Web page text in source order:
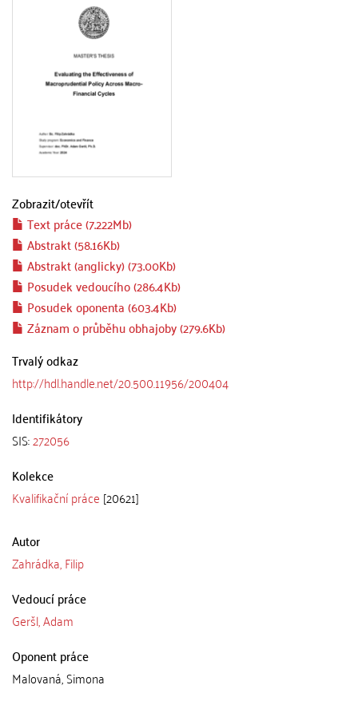
Zobrazit/otevřít
Text práce (7.222Mb)
Abstrakt (58.16Kb)
Abstrakt (anglicky) (73.00Kb)
Posudek vedoucího (286.4Kb)
Posudek oponenta (603.4Kb)
Záznam o průběhu obhajoby (279.6Kb)
Trvalý odkaz
http://hdl.handle.net/20.500.11956/200404
Identifikátory
SIS:272056
Kolekce
Kvalifikační práce [20621]
Autor
Zahrádka, Filip
Vedoucí práce
Geršl, Adam
Oponent práce
Malovaná, Simona